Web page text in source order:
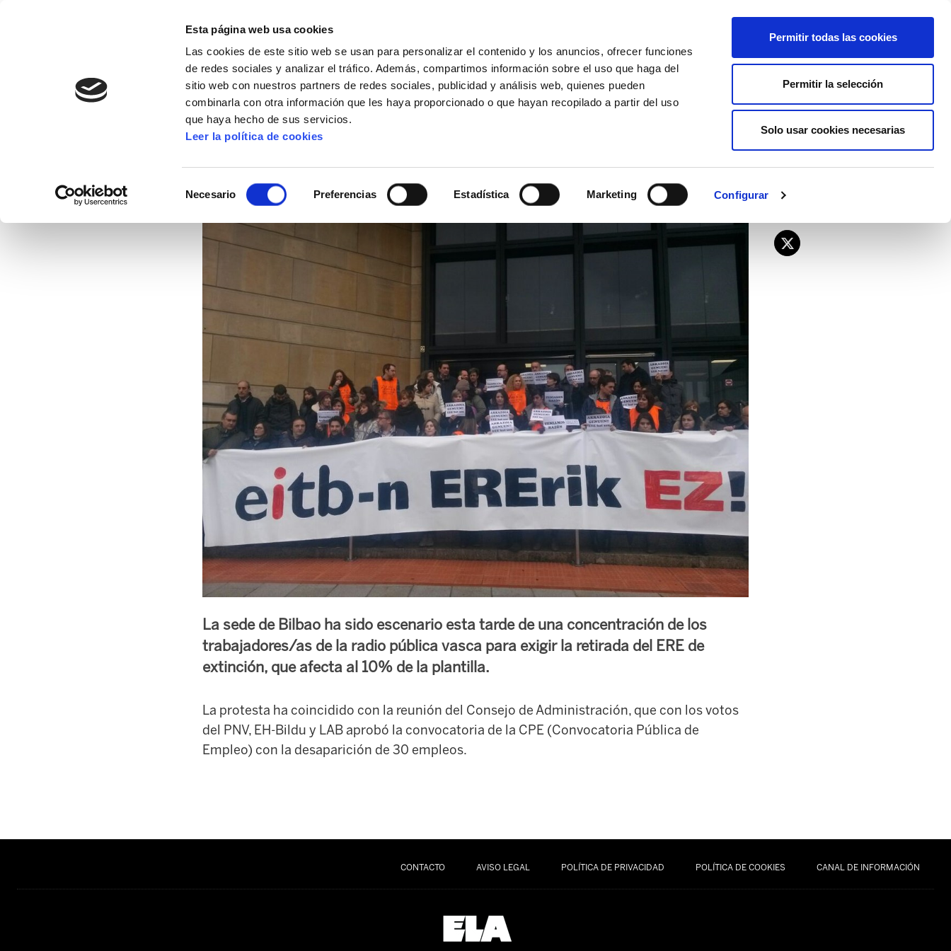
Esta página web usa cookies
Las cookies de este sitio web se usan para personalizar el contenido y los anuncios, ofrecer funciones
de redes sociales y analizar el tráfico. Además, compartimos información sobre el uso que haga del
sitio web con nuestros partners de redes sociales, publicidad y análisis web, quienes pueden
combinarla con otra información que les haya proporcionado o que hayan recopilado a partir del uso
que haya hecho de sus servicios.
Leer la política de cookies
Necesario Preferencias Estadística Marketing Configurar
Permitir todas las cookies
Permitir la selección
Solo usar cookies necesarias
AFÍLIATE
MANU ROBLES-ARANGIZ FUNDAZIOA BIDELAGUN FUNDAZIOA
Los trabajadores/as de Eusko Irratia piden la retirada del ERE
La sede de Bilbao ha sido escenario esta tarde de una concentración de los
trabajadores/as de la radio pública vasca para exigir la retirada del ERE de
extinción, que afecta al 10% de la plantilla.
La protesta ha coincidido con la reunión del Consejo de Administración, que con los votos
del PNV, EH-Bildu y LAB aprobó la convocatoria de la CPE (Convocatoria Pública de
Empleo) con la desaparición de 30 empleos.
CONTACTO AVISO LEGAL POLÍTICA DE PRIVACIDAD POLÍTICA DE COOKIES CANAL DE INFORMACIÓN